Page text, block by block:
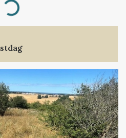
Loading...